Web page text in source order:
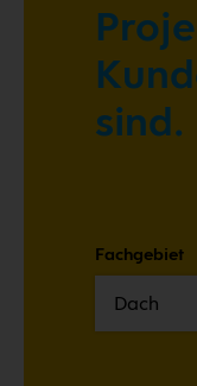
sind.
Fachgebiet
Dach